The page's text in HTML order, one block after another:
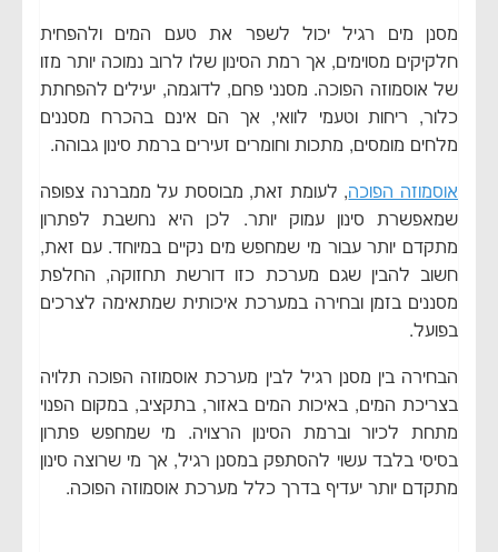
מסנן מים רגיל יכול לשפר את טעם המים ולהפחית
חלקיקים מסוימים, אך רמת הסינון שלו לרוב נמוכה יותר מזו
של אוסמוזה הפוכה. מסנני פחם, לדוגמה, יעילים להפחתת
כלור, ריחות וטעמי לוואי, אך הם אינם בהכרח מסננים
מלחים מומסים, מתכות וחומרים זעירים ברמת סינון גבוהה.
אוסמוזה הפוכה, לעומת זאת, מבוססת על ממברנה צפופה
שמאפשרת סינון עמוק יותר. לכן היא נחשבת לפתרון
מתקדם יותר עבור מי שמחפש מים נקיים במיוחד. עם זאת,
חשוב להבין שגם מערכת כזו דורשת תחזוקה, החלפת
מסננים בזמן ובחירה במערכת איכותית שמתאימה לצרכים
בפועל.
הבחירה בין מסנן רגיל לבין מערכת אוסמוזה הפוכה תלויה
בצריכת המים, באיכות המים באזור, בתקציב, במקום הפנוי
מתחת לכיור וברמת הסינון הרצויה. מי שמחפש פתרון
בסיסי בלבד עשוי להסתפק במסנן רגיל, אך מי שרוצה סינון
מתקדם יותר יעדיף בדרך כלל מערכת אוסמוזה הפוכה.